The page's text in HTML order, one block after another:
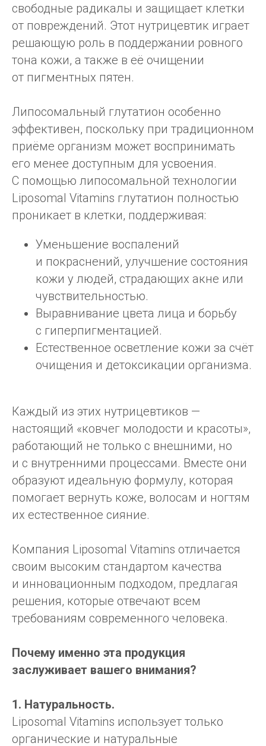
свободные радикалы и защищает клетки
от повреждений. Этот нутрицевтик играет
решающую роль в поддержании ровного
тона кожи, а также в её очищении
от пигментных пятен.
Липосомальный глутатион особенно
эффективен, поскольку при традиционном
приёме организм может воспринимать
его менее доступным для усвоения.
С помощью липосомальной технологии
Liposomal Vitamins глутатион полностью
проникает в клетки, поддерживая:
Уменьшение воспалений
и покраснений, улучшение состояния
кожи у людей, страдающих акне или
чувствительностью.
Выравнивание цвета лица и борьбу
с гиперпигментацией.
Естественное осветление кожи за счёт
очищения и детоксикации организма.
Каждый из этих нутрицевтиков —
настоящий «ковчег молодости и красоты»,
работающий не только с внешними, но
и с внутренними процессами. Вместе они
образуют идеальную формулу, которая
помогает вернуть коже, волосам и ногтям
их естественное сияние.
Компания Liposomal Vitamins отличается
своим высоким стандартом качества
и инновационным подходом, предлагая
решения, которые отвечают всем
требованиям современного человека.
Почему именно эта продукция
заслуживает вашего внимания?
1. Натуральность.
Liposomal Vitamins использует только
органические и натуральные